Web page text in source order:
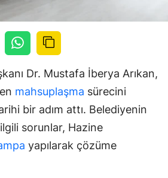
Dr. Mustafa İberya Arıkan,
mahsuplaşma sürecini
bir adım attı. Belediyenin
sorunlar, Hazine
yapılarak çözüme